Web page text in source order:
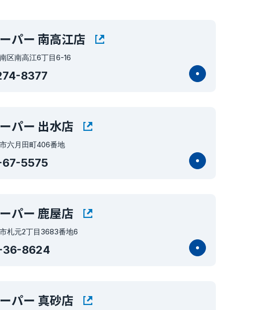
パー 南高江店
区南高江6丁目6-16
8377
パー 出水店
六月田町406番地
5575
パー 鹿屋店
札元2丁目3683番地6
8624
パー 真砂店